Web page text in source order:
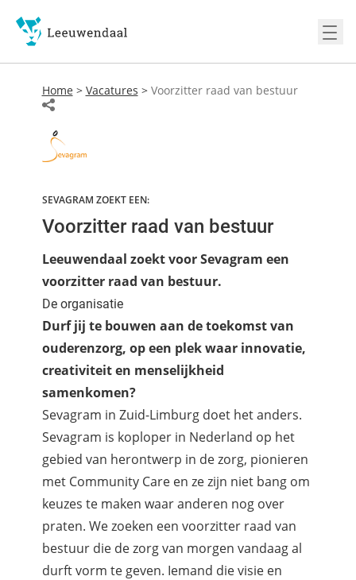
Home > Vacatures > Voorzitter raad van bestuur
SEVAGRAM ZOEKT EEN:
Voorzitter raad van bestuur
Leeuwendaal zoekt voor Sevagram een
voorzitter raad van bestuur.
De organisatie
Durf jij te bouwen aan de toekomst van
ouderenzorg, op een plek waar innovatie,
creativiteit en menselijkheid
samenkomen?
Sevagram in Zuid-Limburg doet het anders.
Sevagram is koploper in Nederland op het
gebied van herontwerp in de zorg, pionieren
met Community Care en ze zijn niet bang om
keuzes te maken waar anderen nog over
praten. We zoeken een voorzitter raad van
bestuur die de zorg van morgen vandaag al
durft vorm te geven. Iemand die visie en